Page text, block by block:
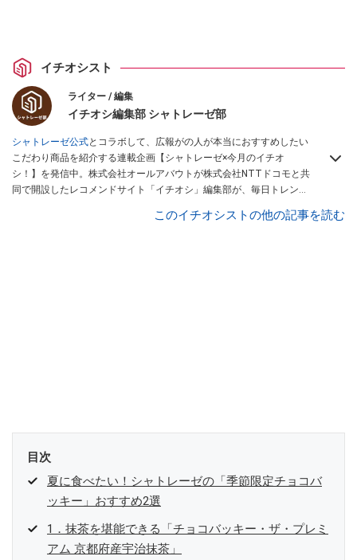
イチオシスト
ライター / 編集
イチオシ編集部 シャトレーゼ部
シャトレーゼ公式とコラボして、広報がの人が本当におすすめしたい
こだわり商品を紹介する連載企画【シャトレーゼ×今月のイチオ
シ！】を発信中。株式会社オールアバウトが株式会社NTTドコモと共
同で開設したレコメンドサイト「イチオシ」編集部が、毎日トレンド
このイチオシストの他の記事を読む
目次
夏に食べたい！シャトレーゼの「季節限定チョコバ
ッキー」おすすめ2選
1．抹茶を堪能できる「チョコバッキー・ザ・プレミ
アム 京都府産宇治抹茶」